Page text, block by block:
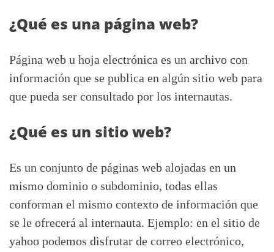
¿Qué es una página web?
Página web u hoja electrónica es un archivo con
información que se publica en algún sitio web para
que pueda ser consultado por los internautas.
¿Qué es un sitio web?
Es un conjunto de páginas web alojadas en un
mismo dominio o subdominio, todas ellas
conforman el mismo contexto de información que
se le ofrecerá al internauta. Ejemplo: en el sitio de
yahoo podemos disfrutar de correo electrónico,